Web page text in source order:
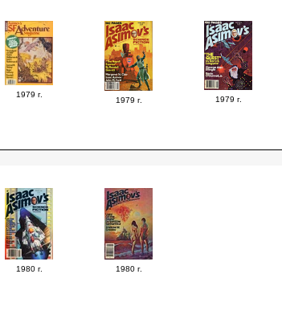
1979 г.
1979 г. 1979 г.
1980 г. 1980 г.